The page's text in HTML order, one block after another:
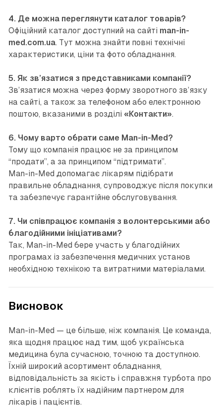
4. Де можна переглянути каталог товарів?
Офіційний каталог доступний на сайті man-in-
med.com.ua. Тут можна знайти повні технічні
характеристики, ціни та фото обладнання.
5. Як зв’язатися з представниками компанії?
Зв’язатися можна через форму зворотного зв’язку
на сайті, а також за телефоном або електронною
поштою, вказаними в розділі «Контакти».
6. Чому варто обрати саме Man-in-Med?
Тому що компанія працює не за принципом
“продати”, а за принципом “підтримати”.
Man-in-Med допомагає лікарям підібрати
правильне обладнання, супроводжує після покупки
та забезпечує гарантійне обслуговування.
7. Чи співпрацює компанія з волонтерськими або
благодійними ініціативами?
Так, Man-in-Med бере участь у благодійних
програмах із забезпечення медичних установ
необхідною технікою та витратними матеріалами.
Висновок
Man-in-Med — це більше, ніж компанія. Це команда,
яка щодня працює над тим, щоб українська
медицина була сучасною, точною та доступною.
Їхній широкий асортимент обладнання,
відповідальність за якість і справжня турбота про
клієнтів роблять їх надійним партнером для
лікарів і пацієнтів.